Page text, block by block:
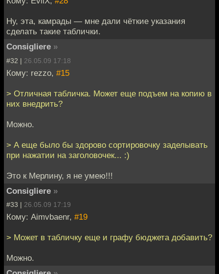
Ну, эта, камрады — мне дали чёткие указания
сделать такие таблички.
Consigliere »
#32 | 26.05.09 17:18
Кому: rezzo, #15
> Отличная табличка. Может еще подъем на копию в
них внедрить?
Можно.
> А еще было бы здорово сортировочку заделывать
при нажатии на заголовочек... :)
Это к Мерлину, я не умею!!!
Consigliere »
#33 | 26.05.09 17:19
Кому: Aimvbaenr, #19
> Может в табличку еще и графу бюджета добавить?
Можно.